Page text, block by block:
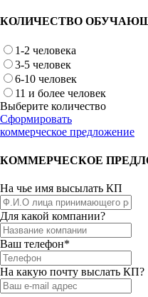
КОЛИЧЕСТВО
1-2 человека
3-5 человек
6-10 человек
11 и более человек
Выберите количество
Сформировать
коммерческое предложение
КОММЕРЧЕСКОЕ
На чье имя высылать КП
Для какой компании?
Ваш телефон*
На какую почту выслать КП?